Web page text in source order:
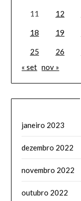
11 12
18 19
25 26
« set nov »
janeiro 2023
dezembro 2022
novembro 2022
outubro 2022